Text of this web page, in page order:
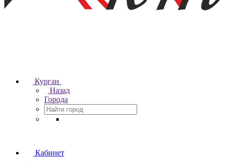
Курган
Назад
Города
Кабинет